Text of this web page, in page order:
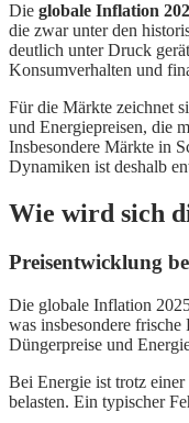
Die globale Inflation
die zwar unter den
deutlich unter Druck
Konsumverhalten und
Für die Märkte zeichnet
und Energiepreisen, die
Insbesondere Märkte in
Dynamiken ist deshalb
Wie wird sich
Preisentwicklung
Die globale Inflation
was insbesondere
Düngerpreise und
Bei Energie ist trotz
belasten. Ein typischer